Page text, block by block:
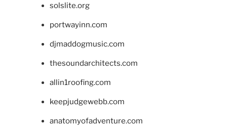
solslite.org
portwayinn.com
djmaddogmusic.com
thesoundarchitects.com
allin1roofing.com
keepjudgewebb.com
anatomyofadventure.com